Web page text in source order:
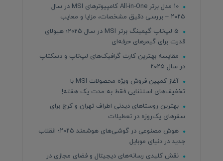
۱۰ مدل برتر All‑in‑One کامپیوترهای MSI در سال
۲۰۲۵ – بررسی دقیق مشخصات، مزایا و معایب
5 لپ‌تاپ گیمینگ برتر MSI در سال 2025؛ هیولای
قدرت برای گیمرهای حرفه‌ای
مقایسه بهترین کارت گرافیک‌های لپ‌تاپ و دسکتاپ
در سال ۲۰۲۵
آغاز کمپین فروش ویژه محصولات MSI با
تخفیف‌های استثنایی فقط به مدت یک هفته!
بهترین روستاهای دیدنی اطراف تهران و کرج برای
سفرهای یک‌روزه در تعطیلات
هوش مصنوعی در گوشی‌های هوشمند ۲۰۲۵؛ انقلاب
جدید در دنیای موبایل
نقش کلیدی رسانه‌های دیجیتال و فضای مجازی در